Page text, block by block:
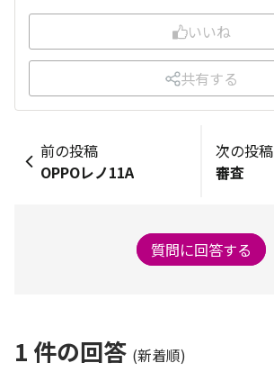
いいね
共有する
前の投稿
OPPOレノ11A
次の投稿
審査
質問に回答する
1 件の回答 (新着順)